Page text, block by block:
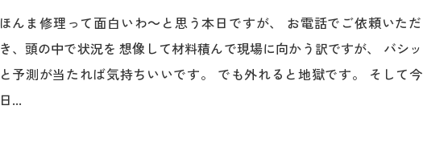
ほんま修理って面白いわ～と思う本日ですが、 お電話でご依頼いただ
き、頭の中で状況を 想像して材料積んで現場に向かう訳ですが、 バシッ
と予測が当たれば気持ちいいです。 でも外れると地獄です。 そして今
日...